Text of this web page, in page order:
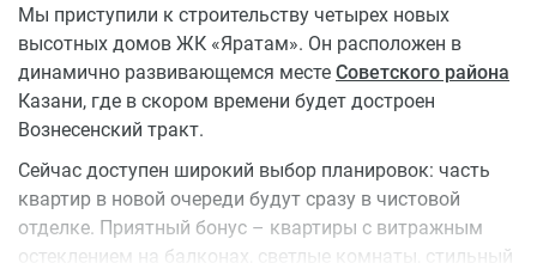
Мы приступили к строительству четырех новых
высотных домов ЖК «Яратам». Он расположен в
динамично развивающемся месте Советского района
Казани, где в скором времени будет достроен
Вознесенский тракт.
Сейчас доступен широкий выбор планировок: часть
квартир в новой очереди будут сразу в чистовой
отделке. Приятный бонус – квартиры с витражным
остеклением на балконах, светлые комнаты, стильный